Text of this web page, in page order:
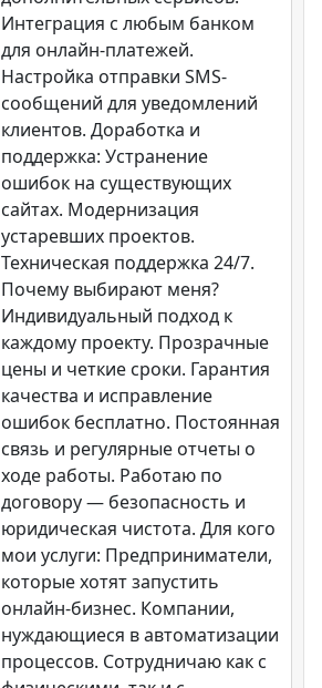
Интеграция с любым банком
для онлайн-платежей.
Настройка отправки SMS-
сообщений для уведомлений
клиентов. Доработка и
поддержка: Устранение
ошибок на существующих
сайтах. Модернизация
устаревших проектов.
Техническая поддержка 24/7.
Почему выбирают меня?
Индивидуальный подход к
каждому проекту. Прозрачные
цены и четкие сроки. Гарантия
качества и исправление
ошибок бесплатно. Постоянная
связь и регулярные отчеты о
ходе работы. Работаю по
договору — безопасность и
юридическая чистота. Для кого
мои услуги: Предприниматели,
которые хотят запустить
онлайн-бизнес. Компании,
нуждающиеся в автоматизации
процессов. Сотрудничаю как с